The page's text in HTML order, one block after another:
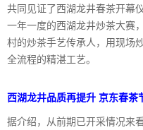
共同见证了西湖龙井春茶开幕
一年一度的西湖龙井炒茶大赛
村的炒茶手艺传承人，用现场
全流程的精湛工艺。
西湖龙井品质再提升 京东春茶
据介绍，从前期已开采情况来